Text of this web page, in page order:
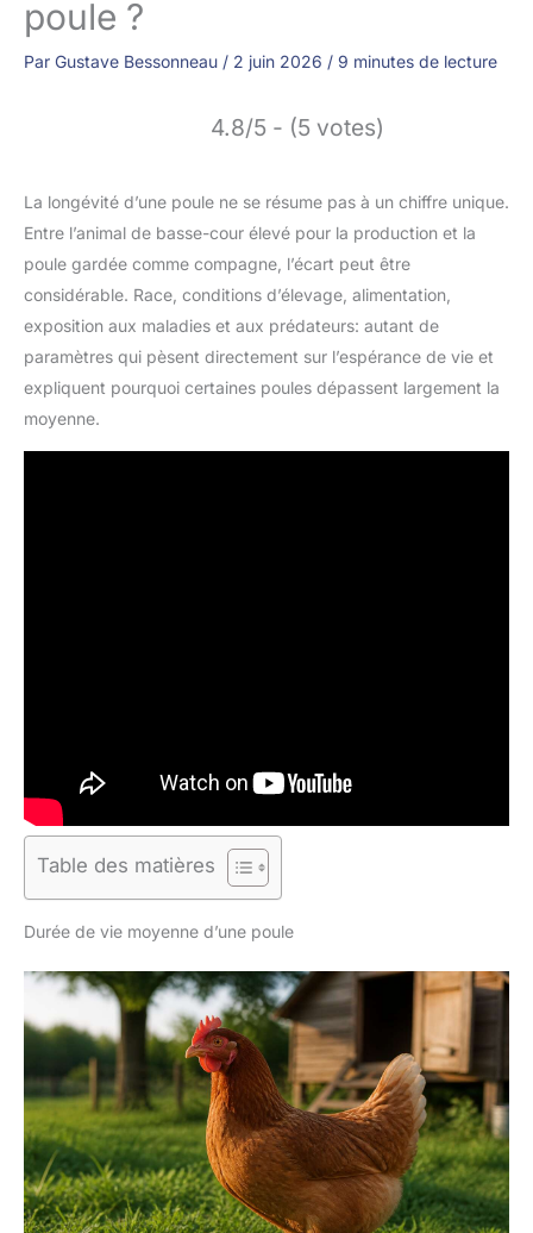
poule ?
Par Gustave Bessonneau / 2 juin 2026 / 9 minutes de lecture
4.8/5 - (5 votes)
La longévité d’une poule ne se résume pas à un chiffre unique.
Entre l’animal de basse-cour élevé pour la production et la
poule gardée comme compagne, l’écart peut être
considérable. Race, conditions d’élevage, alimentation,
exposition aux maladies et aux prédateurs: autant de
paramètres qui pèsent directement sur l’espérance de vie et
expliquent pourquoi certaines poules dépassent largement la
moyenne.
Table des matières
Durée de vie moyenne d’une poule